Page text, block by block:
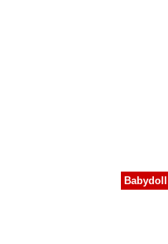
Babydoll